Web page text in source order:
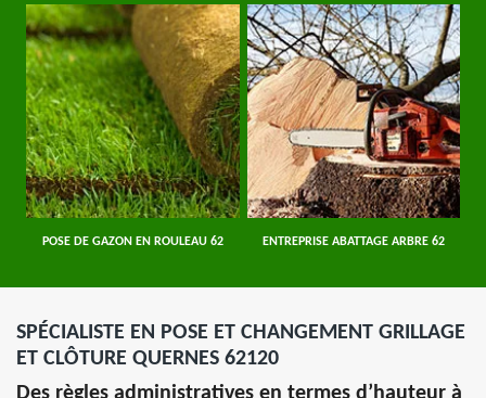
POSE DE GAZON EN ROULEAU 62 ENTREPRISE ABATTAGE ARBRE 62
SPÉCIALISTE EN POSE ET CHANGEMENT GRILLAGE
ET CLÔTURE QUERNES 62120
Des règles administratives en termes d’hauteur à